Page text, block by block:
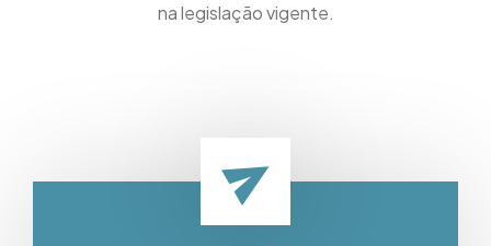
na legislação vigente.